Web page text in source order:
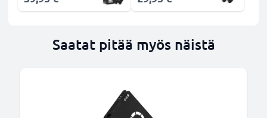
Saatat pitää myös näistä